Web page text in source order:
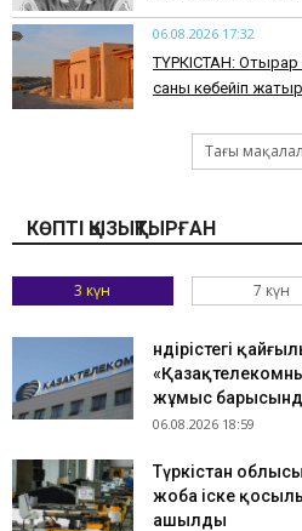
06.08.2026 17:32
ТҮРКІСТАН: Отырар
саны көбейіп жатыр
Тағы
КӨПТІ ҚЫЗЫҚТЫРҒАН
3 күн 7 күн
Өндірістегі
жұмыс
06.08.2026 18:59
Түркістан
жоба іске
ашылды